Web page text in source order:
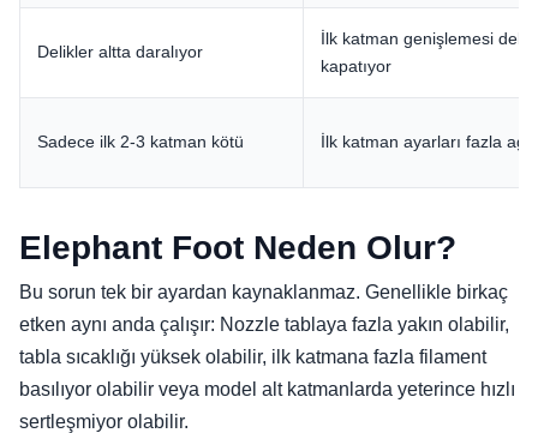
Delikler altta daralıyor
İlk katman genişlemesi deliği
kapatıyor
Sadece ilk 2-3 katman kötü İlk katman ayarları fazla
Elephant Foot Neden Olur?
Bu sorun tek bir ayardan kaynaklanmaz. Genellikle birkaç
etken aynı anda çalışır: Nozzle tablaya fazla yakın olabilir,
tabla sıcaklığı yüksek olabilir, ilk katmana fazla filament
basılıyor olabilir veya model alt katmanlarda yeterince hızlı
sertleşmiyor olabilir.